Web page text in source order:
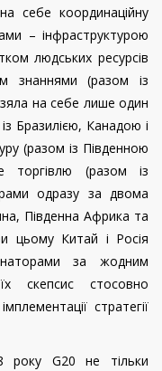
себе координаційну
– інфраструктурою
людських ресурсів
знаннями (разом із
на себе лише один
Бразилією, Канадою і
(разом із Південною
торгівлю (разом із
одразу за двома
Південна Африка та
цьому Китай і Росія
за жодним
скепсис стосовно
стратегії
G20 не тільки